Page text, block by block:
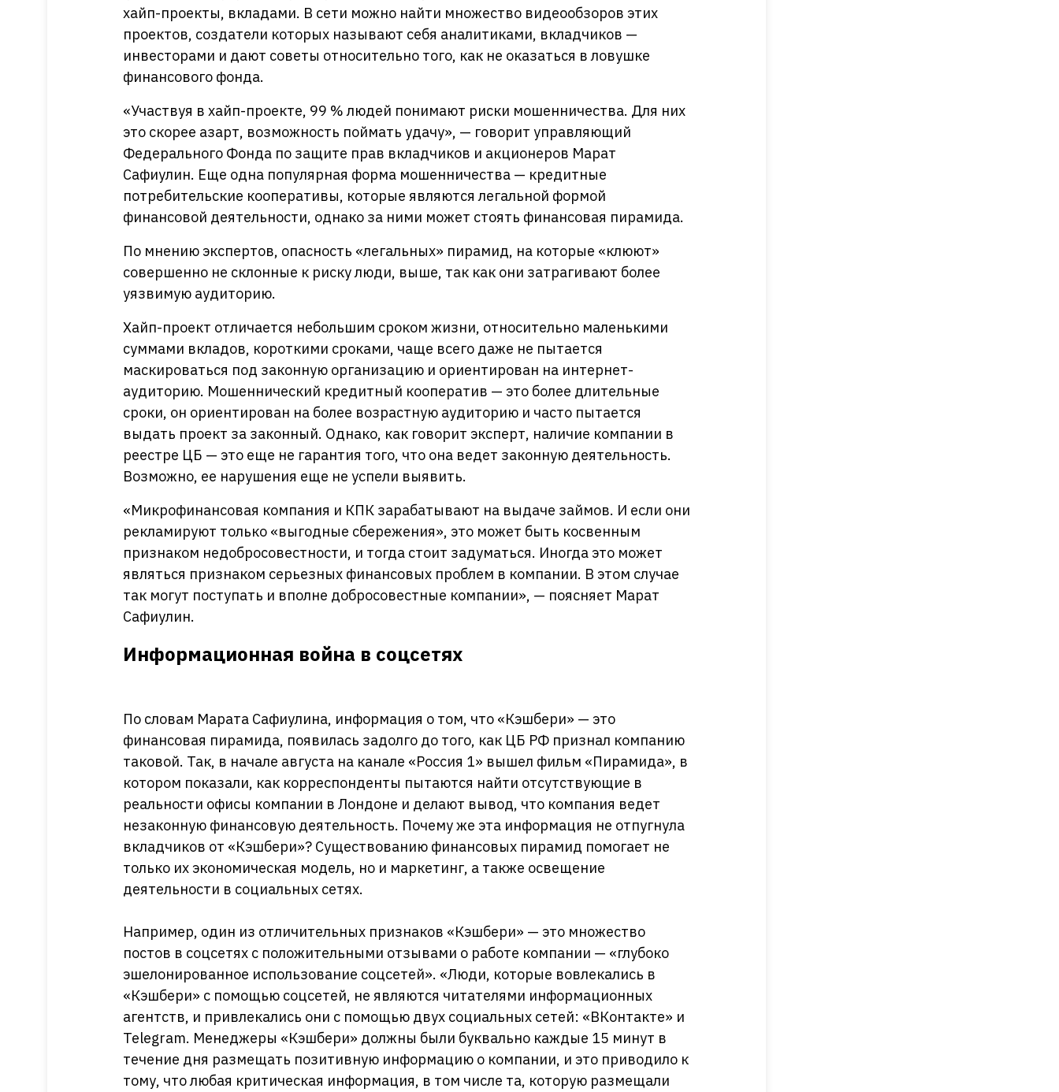
хайп-проекты, вкладами. В сети можно найти множество видеообзоров этих
проектов, создатели которых называют себя аналитиками, вкладчиков —
инвесторами и дают советы относительно того, как не оказаться в ловушке
финансового фонда.
«Участвуя в хайп-проекте, 99 % людей понимают риски мошенничества. Для них
это скорее азарт, возможность поймать удачу», — говорит управляющий
Федерального Фонда по защите прав вкладчиков и акционеров Марат
Сафиулин. Еще одна популярная форма мошенничества — кредитные
потребительские кооперативы, которые являются легальной формой
финансовой деятельности, однако за ними может стоять финансовая пирамида.
По мнению экспертов, опасность «легальных» пирамид, на которые «клюют»
совершенно не склонные к риску люди, выше, так как они затрагивают более
уязвимую аудиторию.
Хайп-проект отличается небольшим сроком жизни, относительно маленькими
суммами вкладов, короткими сроками, чаще всего даже не пытается
маскироваться под законную организацию и ориентирован на интернет-
аудиторию. Мошеннический кредитный кооператив — это более длительные
сроки, он ориентирован на более возрастную аудиторию и часто пытается
выдать проект за законный. Однако, как говорит эксперт, наличие компании в
реестре ЦБ — это еще не гарантия того, что она ведет законную деятельность.
Возможно, ее нарушения еще не успели выявить.
«Микрофинансовая компания и КПК зарабатывают на выдаче займов. И если они
рекламируют только «выгодные сбережения», это может быть косвенным
признаком недобросовестности, и тогда стоит задуматься. Иногда это может
являться признаком серьезных финансовых проблем в компании. В этом случае
так могут поступать и вполне добросовестные компании», — поясняет Марат
Сафиулин.
Информационная война в соцсетях
По словам Марата Сафиулина, информация о том, что «Кэшбери» — это
финансовая пирамида, появилась задолго до того, как ЦБ РФ признал компанию
таковой. Так, в начале августа на канале «Россия 1» вышел фильм «Пирамида», в
котором показали, как корреспонденты пытаются найти отсутствующие в
реальности офисы компании в Лондоне и делают вывод, что компания ведет
незаконную финансовую деятельность. Почему же эта информация не отпугнула
вкладчиков от «Кэшбери»? Существованию финансовых пирамид помогает не
только их экономическая модель, но и маркетинг, а также освещение
деятельности в социальных сетях.
Например, один из отличительных признаков «Кэшбери» — это множество
постов в соцсетях с положительными отзывами о работе компании — «глубоко
эшелонированное использование соцсетей». «Люди, которые вовлекались в
«Кэшбери» с помощью соцсетей, не являются читателями информационных
агентств, и привлекались они с помощью двух социальных сетей: «ВКонтакте» и
Telegram. Менеджеры «Кэшбери» должны были буквально каждые 15 минут в
течение дня размещать позитивную информацию о компании, и это приводило к
тому, что любая критическая информация, в том числе та, которую размещали